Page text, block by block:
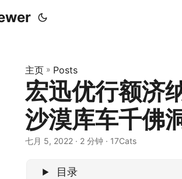
主页 » Posts
宏迅优行额济
沙漠库车千佛
七月 5, 2022 · 2 分钟 · 17Cats
目录